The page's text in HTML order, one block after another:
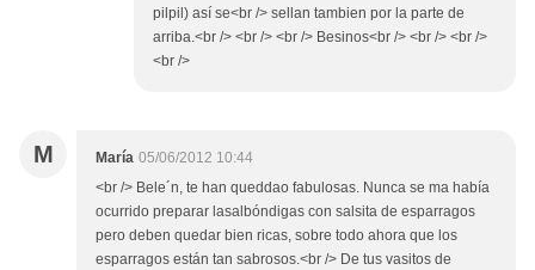
pilpil) así se<br /> sellan tambien por la parte de
arriba.<br /> <br /> <br /> Besinos<br /> <br /> <br />
<br />
M María 05/06/2012 10:44
<br /> Bele´n, te han queddao fabulosas. Nunca se ma había
ocurrido preparar lasalbóndigas con salsita de esparragos
pero deben quedar bien ricas, sobre todo ahora que los
esparragos están tan sabrosos.<br /> De tus vasitos de